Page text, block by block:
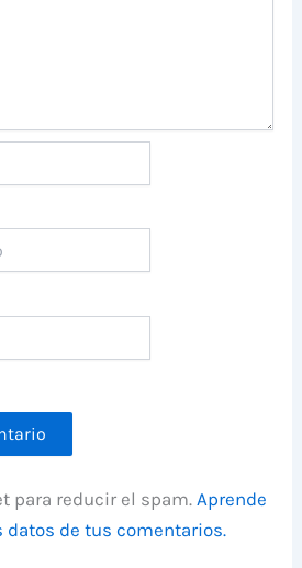
para reducir el spam.Aprende
datos de tus comentarios.